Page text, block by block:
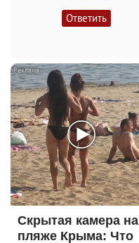
Ответить
Скрытая камера на
пляже Крыма: Что